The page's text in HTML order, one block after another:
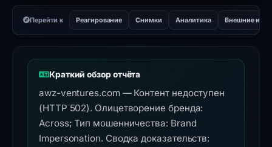
Перейти к Реагирование Снимки Аналитика Внешние
Краткий обзор отчёта
awz-ventures.com — Контент недоступен
(HTTP 502). Олицетворение бренда:
Across; Тип мошенничества: Brand
Impersonation. Сводка доказательств: